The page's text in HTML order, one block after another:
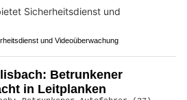
und Videoüberwachung
Betrunkener
in Leitplanken